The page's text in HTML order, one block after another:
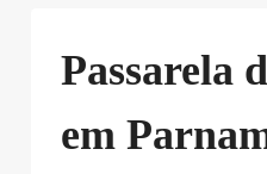
Passarela
em